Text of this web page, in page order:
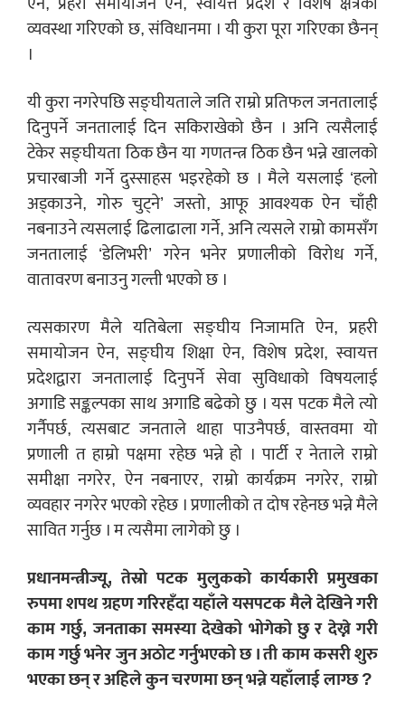
व्यवस्था गरिएको छ, संविधानमा । यी कुरा पूरा गरिएका छैनन्
।
यी कुरा नगरेपछि सङ्घीयताले जति राम्रो प्रतिफल जनतालाई
दिनुपर्ने जनतालाई दिन सकिराखेको छैन । अनि त्यसैलाई
टेकेर सङ्घीयता ठिक छैन या गणतन्त्र ठिक छैन भन्ने खालको
प्रचारबाजी गर्ने दुस्साहस भइरहेको छ । मैले यसलाई ‘हलो
अड्काउने, गोरु चुट्ने’ जस्तो, आफू आवश्यक ऐन चाँही
नबनाउने त्यसलाई ढिलाढाला गर्ने, अनि त्यसले राम्रो कामसँग
जनतालाई ‘डेलिभरी’ गरेन भनेर प्रणालीको विरोध गर्ने,
वातावरण बनाउनु गल्ती भएको छ ।
त्यसकारण मैले यतिबेला सङ्घीय निजामति ऐन, प्रहरी
समायोजन ऐन, सङ्घीय शिक्षा ऐन, विशेष प्रदेश, स्वायत्त
प्रदेशद्वारा जनतालाई दिनुपर्ने सेवा सुविधाको विषयलाई
अगाडि सङ्कल्पका साथ अगाडि बढेको छु । यस पटक मैले त्यो
गर्नैपर्छ, त्यसबाट जनताले थाहा पाउनैपर्छ, वास्तवमा यो
प्रणाली त हाम्रो पक्षमा रहेछ भन्ने हो । पार्टी र नेताले राम्रो
समीक्षा नगरेर, ऐन नबनाएर, राम्रो कार्यक्रम नगरेर, राम्रो
व्यवहार नगरेर भएको रहेछ । प्रणालीको त दोष रहेनछ भन्ने मैले
सावित गर्नुछ । म त्यसैमा लागेको छु ।
प्रधानमन्त्रीज्यू, तेस्रो पटक मुलुकको कार्यकारी प्रमुखका
रुपमा शपथ ग्रहण गरिरहँदा यहाँले यसपटक मैले देखिने गरी
काम गर्छु, जनताका समस्या देखेको भोगेको छु र देख्ने गरी
काम गर्छु भनेर जुन अठोट गर्नुभएको छ । ती काम कसरी शुरु
भएका छन् र अहिले कुन चरणमा छन् भन्ने यहाँलाई लाग्छ ?